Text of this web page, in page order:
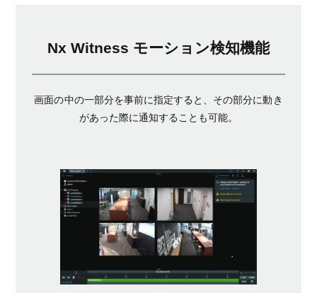
Nx Witness モーション検知機能
画面の中の一部分を事前に指定すると、その部分に動き
があった際に通知することも可能。